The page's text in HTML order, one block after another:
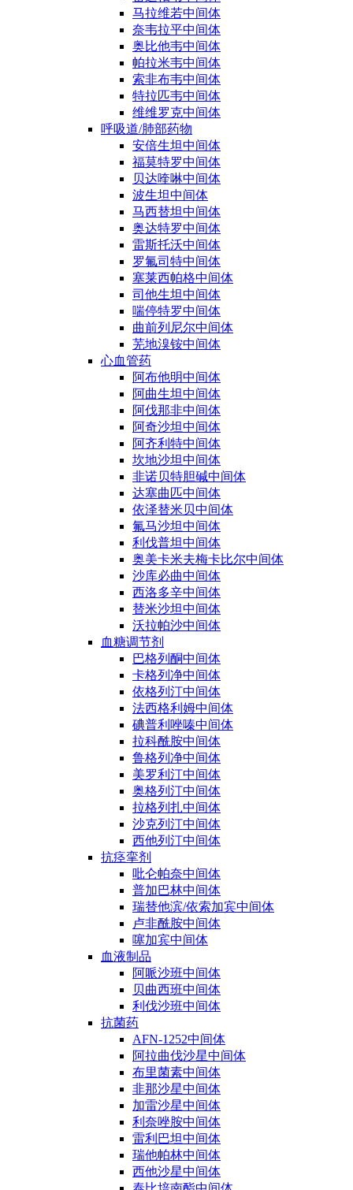
马拉维若中间体
奈韦拉平中间体
奥比他韦中间体
帕拉米韦中间体
索非布韦中间体
特拉匹韦中间体
维维罗克中间体
呼吸道/肺部药物
安倍生坦中间体
福莫特罗中间体
贝达喹啉中间体
波生坦中间体
马西替坦中间体
奥达特罗中间体
雷斯托沃中间体
罗氟司特中间体
塞莱西帕格中间体
司他生坦中间体
喘停特罗中间体
曲前列尼尔中间体
芜地溴铵中间体
心血管药
阿布他明中间体
阿曲生坦中间体
阿伐那非中间体
阿奇沙坦中间体
阿齐利特中间体
坎地沙坦中间体
非诺贝特胆碱中间体
达塞曲匹中间体
依泽替米贝中间体
氟马沙坦中间体
利伐普坦中间体
奥美卡米夫梅卡比尔中间体
沙库必曲中间体
西洛多辛中间体
替米沙坦中间体
沃拉帕沙中间体
血糖调节剂
巴格列酮中间体
卡格列净中间体
依格列汀中间体
法西格利姆中间体
碘普利唑嗪中间体
拉科酰胺中间体
鲁格列净中间体
美罗利汀中间体
奥格列汀中间体
拉格列扎中间体
沙克列汀中间体
西他列汀中间体
抗痉挛剂
吡仑帕奈中间体
普加巴林中间体
瑞替他滨/依索加宾中间体
卢非酰胺中间体
噻加宾中间体
血液制品
阿哌沙班中间体
贝曲西班中间体
利伐沙班中间体
抗菌药
AFN-1252中间体
阿拉曲伐沙星中间体
布里菌素中间体
非那沙星中间体
加雷沙星中间体
利奈唑胺中间体
雷利巴坦中间体
瑞他帕林中间体
西他沙星中间体